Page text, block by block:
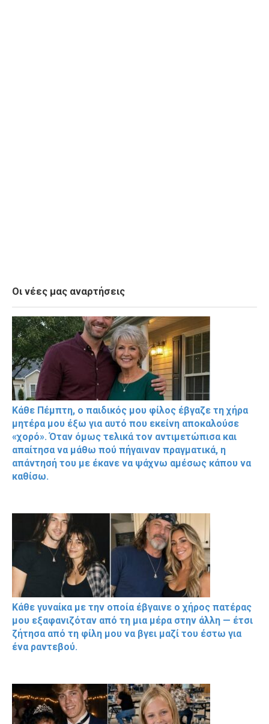
Οι νέες μας αναρτήσεις
Κάθε Πέμπτη, ο παιδικός μου φίλος έβγαζε τη χήρα
μητέρα μου έξω για αυτό που εκείνη αποκαλούσε
«χορό». Όταν όμως τελικά τον αντιμετώπισα και
απαίτησα να μάθω πού πήγαιναν πραγματικά, η
απάντησή του με έκανε να ψάχνω αμέσως κάπου να
καθίσω.
Κάθε γυναίκα με την οποία έβγαινε ο χήρος πατέρας
μου εξαφανιζόταν από τη μια μέρα στην άλλη — έτσι
ζήτησα από τη φίλη μου να βγει μαζί του έστω για
ένα ραντεβού.